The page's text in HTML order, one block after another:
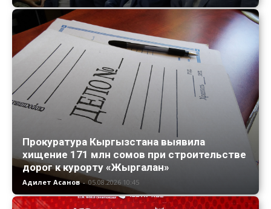
Прокуратура Кыргызстана выявила
хищение 171 млн сомов при строительстве
дорог к курорту «Жыргалан»
Адилет Асанов - 05.08.2026 10:45